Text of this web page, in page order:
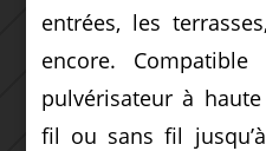
entrées, les
encore.
pulvérisateur à
fil ou sans fil